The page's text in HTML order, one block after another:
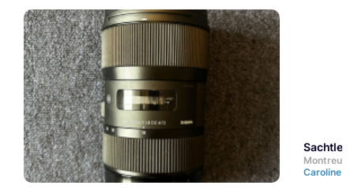
Sachtler
Montreuil
Caroline